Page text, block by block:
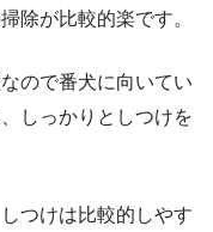
除が比較的楽です。
ので番犬に向いてい
しっかりとしつけを
つけは比較的しやす